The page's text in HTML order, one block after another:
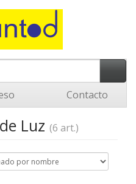
Contacto
Luz (6 art.)